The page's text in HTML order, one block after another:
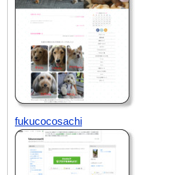
fukucocosachi